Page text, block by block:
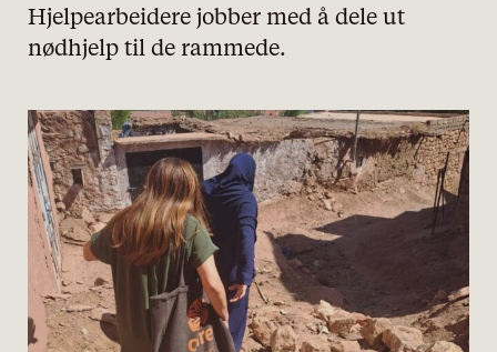
Hjelpearbeidere jobber med å dele ut
nødhjelp til de rammede.